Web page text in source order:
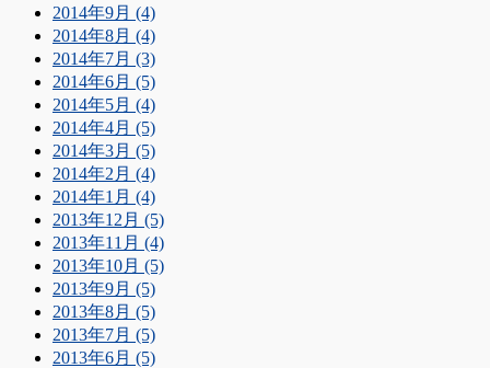
2014年9月 (4)
2014年8月 (4)
2014年7月 (3)
2014年6月 (5)
2014年5月 (4)
2014年4月 (5)
2014年3月 (5)
2014年2月 (4)
2014年1月 (4)
2013年12月 (5)
2013年11月 (4)
2013年10月 (5)
2013年9月 (5)
2013年8月 (5)
2013年7月 (5)
2013年6月 (5)